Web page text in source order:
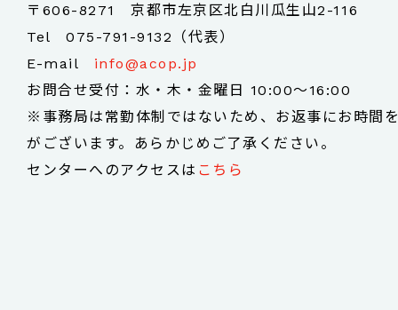
〒606-8271 京都市左京区北白川瓜生山2-116
Tel075-791-9132（代表）
E-mail info@acop.jp
お問合せ受付：水・木・金曜日 10:00～16:00
※事務局は常勤体制ではないため、お返事にお時間
がございます。あらかじめご了承ください。
センターへのアクセスは こちら